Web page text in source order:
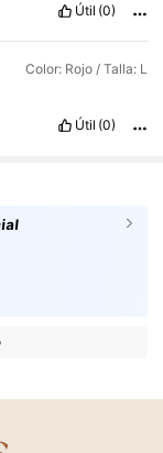
Útil (0)
Color: Rojo / Talla: L
Útil (0)